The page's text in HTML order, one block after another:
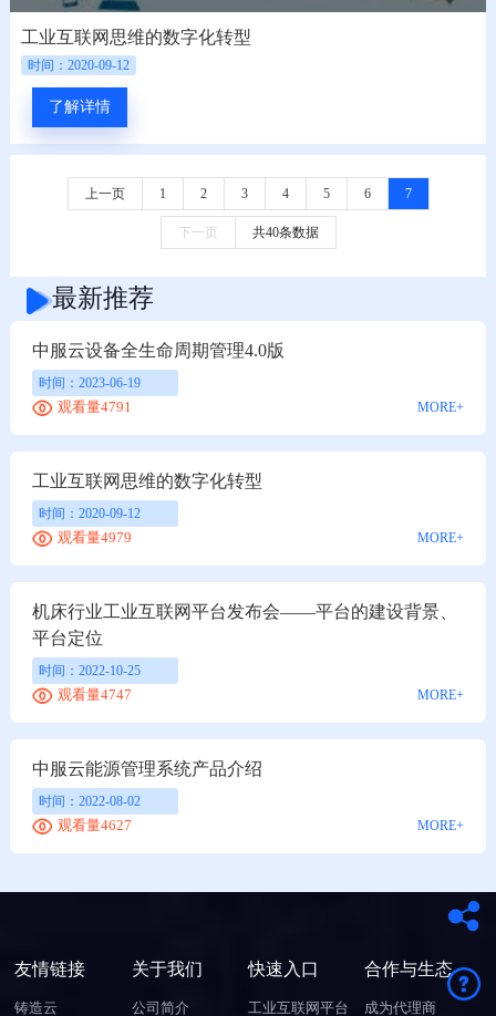
工业互联网思维的数字化转型
时间：2020-09-12
了解详情
上一页 1 2 3 4 5 6 7
下一页 共40条数据
最新推荐
中服云设备全生命周期管理4.0版
时间：2023-06-19
观看量4791 MORE+
工业互联网思维的数字化转型
时间：2020-09-12
观看量4979 MORE+
机床行业工业互联网平台发布会——平台的建设背景、
平台定位
时间：2022-10-25
观看量4747 MORE+
中服云能源管理系统产品介绍
时间：2022-08-02
观看量4627 MORE+
友情链接
铸造云
关于我们
公司简介
快速入口
工业互联网平台
合作与生态
成为代理商